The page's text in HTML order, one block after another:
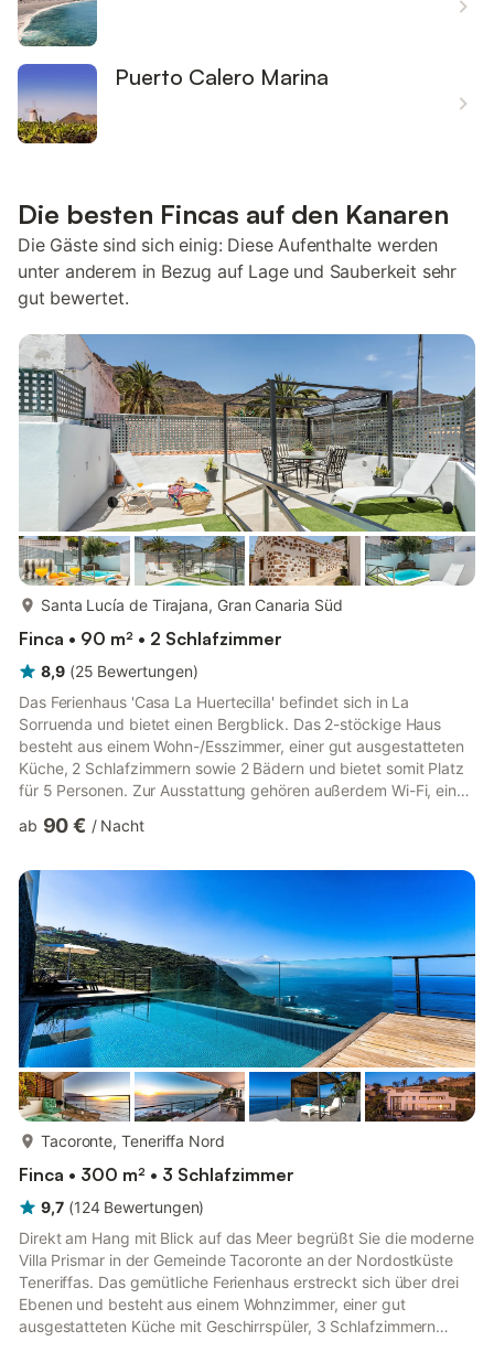
Puerto Calero Marina
Die besten Fincas auf den Kanaren
Die Gäste sind sich einig: Diese Aufenthalte werden
unter anderem in Bezug auf Lage und Sauberkeit sehr
gut bewertet.
Santa Lucía de Tirajana, Gran Canaria Süd
Finca • 90 m² • 2 Schlafzimmer
8,9 (25 Bewertungen)
Das Ferienhaus 'Casa La Huertecilla' befindet sich in La
Sorruenda und bietet einen Bergblick. Das 2-stöckige Haus
besteht aus einem Wohn-/Esszimmer, einer gut ausgestatteten
Küche, 2 Schlafzimmern sowie 2 Bädern und bietet somit Platz
für 5 Personen. Zur Ausstattung gehören außerdem Wi-Fi, eine
privater Außenbereich bietet einen Pool (ganzjährig verfügbar)
überdachte Terrasse und einen Grill. Hier können Sie bei einem
Glas Wein entspannen und den Stress des Alltags vergessen.
D...
ab 90 € / Nacht
Tacoronte, Teneriffa Nord
Finca • 300 m² • 3 Schlafzimmer
9,7 (124 Bewertungen)
Direkt am Hang mit Blick auf das Meer begrüßt Sie die moderne
Villa Prismar in der Gemeinde Tacoronte an der Nordostküste
Teneriffas. Das gemütliche Ferienhaus erstreckt sich über drei
Ebenen und besteht aus einem Wohnzimmer, einer gut
ausgestatteten Küche mit Geschirrspüler, 3 Schlafzimmern